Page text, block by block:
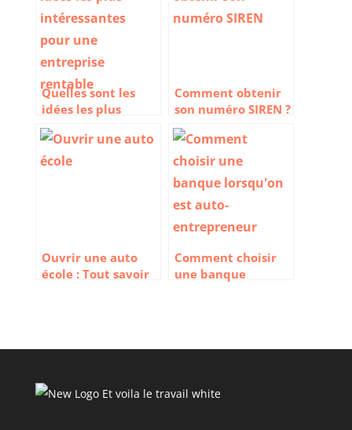
Quelles sont les
idées les plus
intéressantes pour
une entreprise
rentable ?
Comment obtenir
son numéro SIREN ?
Ouvrir une auto
école : Tout savoir
Comment choisir
une banque